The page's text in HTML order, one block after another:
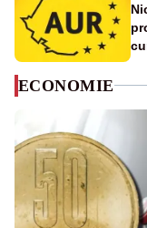
ECONOMIE